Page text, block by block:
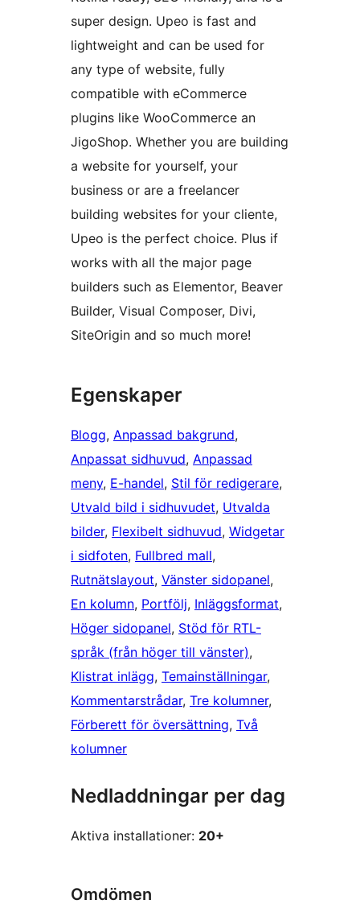
super design. Upeo is fast and
lightweight and can be used for
any type of website, fully
compatible with eCommerce
plugins like WooCommerce an
JigoShop. Whether you are building
a website for yourself, your
business or are a freelancer
building websites for your cliente,
Upeo is the perfect choice. Plus if
works with all the major page
builders such as Elementor, Beaver
Builder, Visual Composer, Divi,
SiteOrigin and so much more!
Egenskaper
Blogg, Anpassad bakgrund
Anpassat sidhuvud, Anpassad
meny, E-handel, Stil för redigerare
Utvald bild i sidhuvudet, Utvalda
bilder, Flexibelt sidhuvud, Widgetar
i sidfoten, Fullbred mall
Rutnätslayout, Vänster sidopanel
En kolumn, Portfölj, Inläggsformat
Höger sidopanel, Stöd för RTL-
språk (från höger till vänster)
Klistrat inlägg, Temainställningar
Kommentarstrådar, Tre kolumner
Förberett för översättning, Två
kolumner
Nedladdningar per dag
Aktiva installationer: 20+
Omdömen